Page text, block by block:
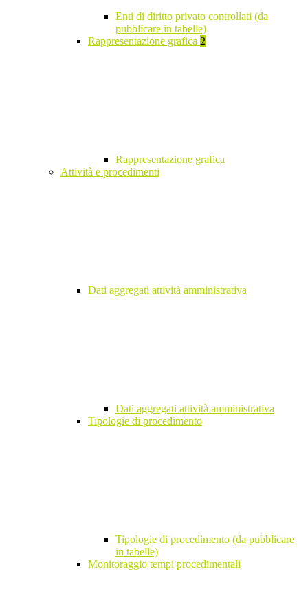
Enti di diritto privato controllati (da
pubblicare in tabelle)
Rappresentazione grafica 2
Rappresentazione grafica
Attività e procedimenti
Dati aggregati attività amministrativa
Dati aggregati attività amministrativa
Tipologie di procedimento
Tipologie di procedimento (da pubblicare
in tabelle)
Monitoraggio tempi procedimentali